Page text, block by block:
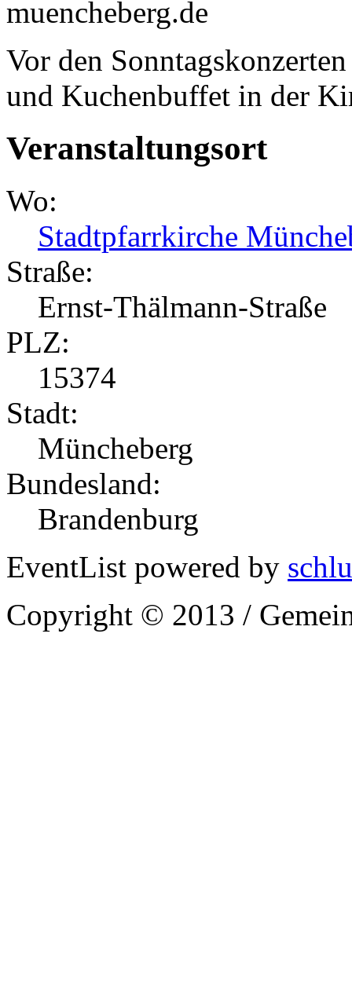
muencheberg.de
Vor den
und Kuchenbuffet in der
Veranstaltungsort
Wo:
Stadtpfarrkirche
Straße:
Ernst-Thälmann-Straße
PLZ:
15374
Stadt:
Müncheberg
Bundesland:
Brandenburg
EventList powered by
Copyright © 2013 /